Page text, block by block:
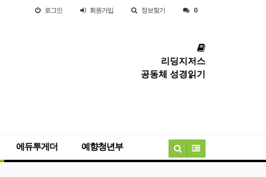
로그인 회원가입 정보찾기 0
리딩지저스
공동체 성경읽기
에듀투게더 예향청년부